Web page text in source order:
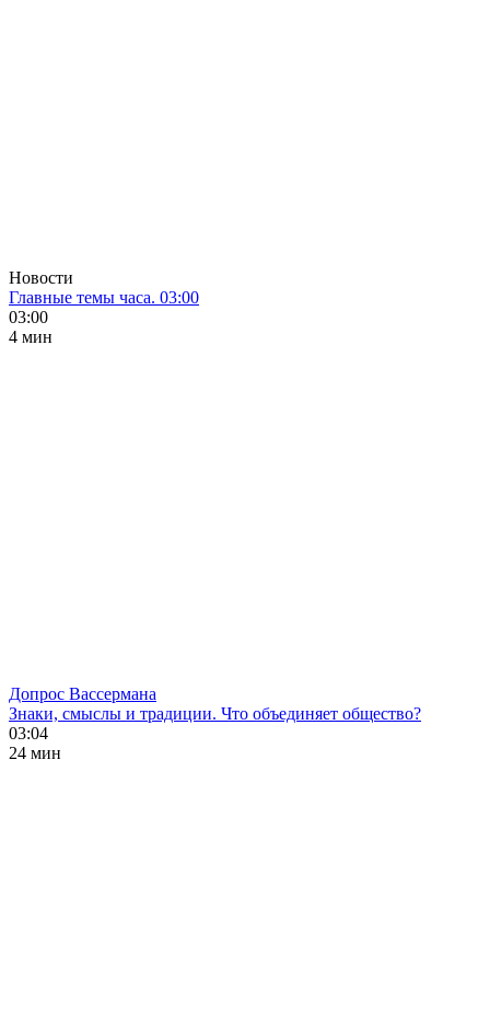
Новости
Главные темы часа. 03:00
03:00
4 мин
Допрос Вассермана
Знаки, смыслы и традиции. Что объединяет общество?
03:04
24 мин